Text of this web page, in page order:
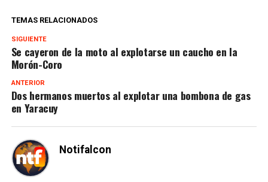
TEMAS RELACIONADOS
SIGUIENTE
Se cayeron de la moto al explotarse un caucho en la
Morón-Coro
ANTERIOR
Dos hermanos muertos al explotar una bombona de gas
en Yaracuy
Notifalcon